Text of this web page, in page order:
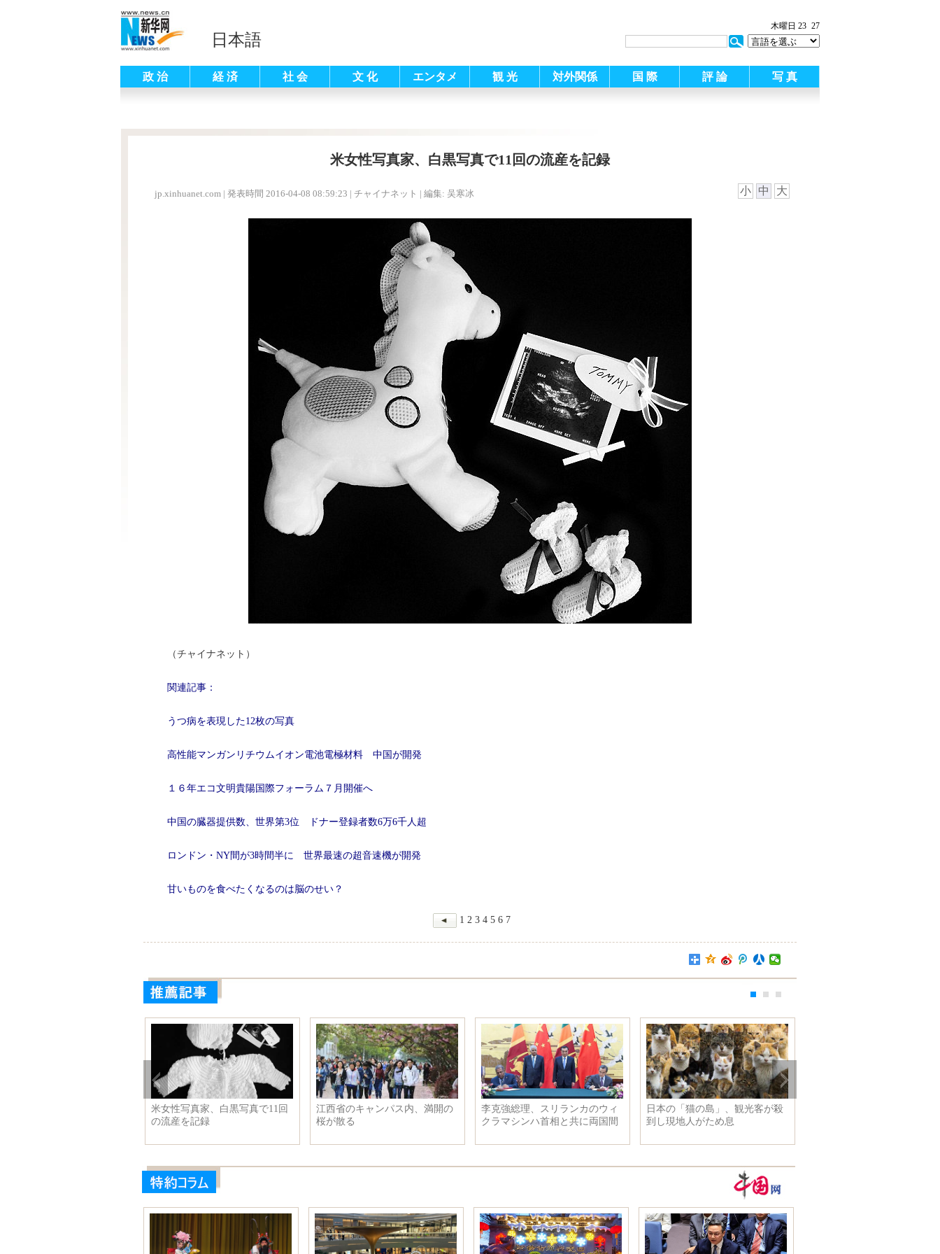
日本語
木曜日 23 27
政 治 経 済 社 会 文 化 エンタメ 観 光 対外関係 国 際 評 論 写 真
米女性写真家、白黒写真で11回の流産を記録
jp.xinhuanet.com | 発表時間 2016-04-08 08:59:23 | チャイナネット | 編集: 吴寒冰 小 中 大
（チャイナネット）
関連記事：
うつ病を表現した12枚の写真
高性能マンガンリチウムイオン電池電極材料 中国が開発
１６年エコ文明貴陽国際フォーラム７月開催へ
中国の臓器提供数、世界第3位 ドナー登録者数6万6千人超
ロンドン・NY間が3時間半に 世界最速の超音速機が開発
甘いものを食べたくなるのは脳のせい？
1 2 3 4 5 6 7
米女性写真家、白黒写真で11回
の流産を記録
江西省のキャンパス内、満開の
桜が散る
李克強総理、スリランカのウィ
クラマシンハ首相と共に両国間
日本の「猫の島」、観光客が殺
到し現地人がため息